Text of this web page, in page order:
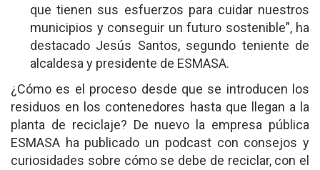
que tienen sus esfuerzos para cuidar nuestros
municipios y conseguir un futuro sostenible”, ha
destacado Jesús Santos, segundo teniente de
alcaldesa y presidente de ESMASA.
¿Cómo es el proceso desde que se introducen los
residuos en los contenedores hasta que llegan a la
planta de reciclaje? De nuevo la empresa pública
ESMASA ha publicado un podcast con consejos y
curiosidades sobre cómo se debe de reciclar, con el